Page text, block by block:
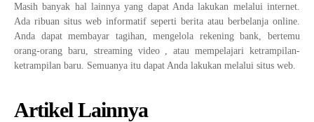
Masih banyak hal lainnya yang dapat Anda lakukan melalui internet.
Ada ribuan situs web informatif seperti berita atau berbelanja online.
Anda dapat membayar tagihan, mengelola rekening bank, bertemu
orang-orang baru, streaming video , atau mempelajari ketrampilan-
ketrampilan baru. Semuanya itu dapat Anda lakukan melalui situs web.
Artikel Lainnya